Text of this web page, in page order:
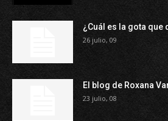
¿Cuál es la gota que
26 julio, 09
El blog de Roxana
23 julio, 08